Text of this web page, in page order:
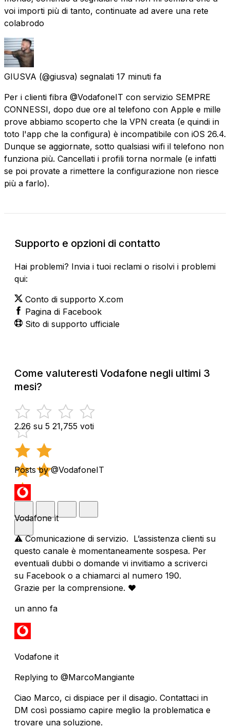
voi importi più di tanto, continuate ad avere una rete
colabrodo
GIUSVA (@giusva) segnalati 17 minuti fa
Per i clienti fibra @VodafoneIT con servizio SEMPRE
CONNESSI, dopo due ore al telefono con Apple e mille
prove abbiamo scoperto che la VPN creata (e quindi in
toto l'app che la configura) è incompatibile con iOS 26.4.
Dunque se aggiornate, sotto qualsiasi wifi il telefono non
funziona più. Cancellati i profili torna normale (e infatti
se poi provate a rimettere la configurazione non riesce
più a farlo).
Supporto e opzioni di contatto
Hai problemi? Invia i tuoi reclami o risolvi i problemi
qui:
Conto di supporto X.com
Pagina di Facebook
Sito di supporto ufficiale
Come valuteresti Vodafone negli ultimi 3
mesi?
2.26 su 5 21,755 voti
Posts by @VodafoneIT
Vodafone it
⚠️ Comunicazione di servizio. L’assistenza clienti su
questo canale è momentaneamente sospesa. Per
eventuali dubbi o domande vi invitiamo a scriverci
su Facebook o a chiamarci al numero 190.
Grazie per la comprensione. ❤️
un anno fa
Vodafone it
Replying to @MarcoMangiante
Ciao Marco, ci dispiace per il disagio. Contattaci in
DM così possiamo capire meglio la problematica e
trovare una soluzione.